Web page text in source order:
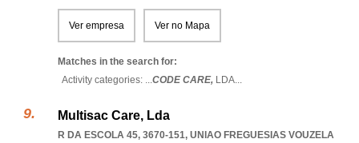
Ver empresa Ver no Mapa
Matches in the search for:
Activity categories: ...CODE CARE, LDA...
Multisac Care, Lda
R DA ESCOLA 45, 3670-151, UNIAO FREGUESIAS VOUZELA